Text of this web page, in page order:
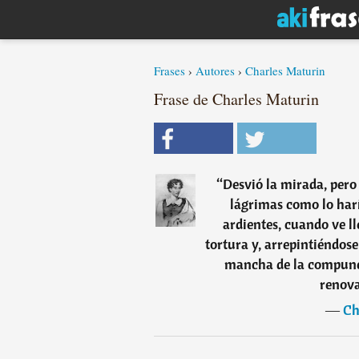
Frases › Autores › Charles Maturin
Frase de Charles Maturin
“Desvió la mirada,
lágrimas como lo
ardientes, cuando ve
tortura y,
mancha de la
―